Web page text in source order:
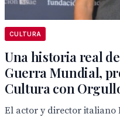
CULTURA
Una historia real
Guerra Mundial,
Cultura con
El actor y director italiano